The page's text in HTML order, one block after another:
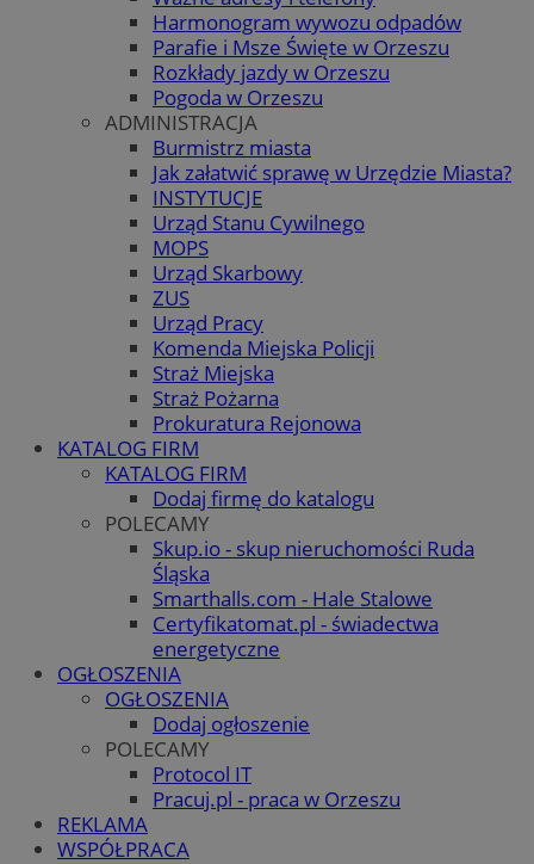
Harmonogram wywozu odpadów
Parafie i Msze Święte w Orzeszu
Rozkłady jazdy w Orzeszu
Pogoda w Orzeszu
ADMINISTRACJA
Burmistrz miasta
Jak załatwić sprawę w Urzędzie Miasta?
INSTYTUCJE
Urząd Stanu Cywilnego
MOPS
Urząd Skarbowy
ZUS
Urząd Pracy
Komenda Miejska Policji
Straż Miejska
Straż Pożarna
Prokuratura Rejonowa
KATALOG FIRM
KATALOG FIRM
Dodaj firmę do katalogu
POLECAMY
Skup.io - skup nieruchomości Ruda
Śląska
Smarthalls.com - Hale Stalowe
Certyfikatomat.pl - świadectwa
energetyczne
OGŁOSZENIA
OGŁOSZENIA
Dodaj ogłoszenie
POLECAMY
Protocol IT
Pracuj.pl - praca w Orzeszu
REKLAMA
WSPÓŁPRACA